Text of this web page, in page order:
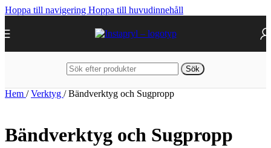
Hoppa till navigering Hoppa till huvudinnehåll
Sök
Hem / Verktyg / Bändverktyg och Sugpropp
Bändverktyg och Sugpropp